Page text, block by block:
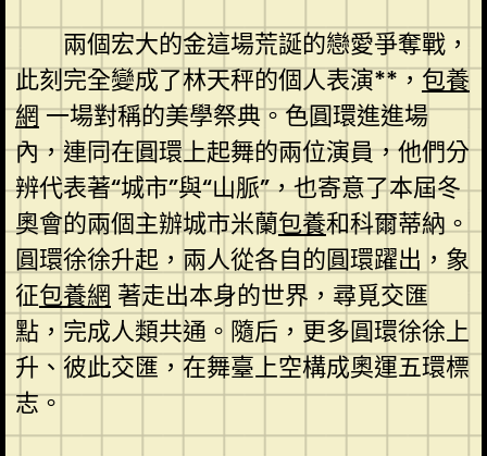
兩個宏大的金這場荒誕的戀愛爭奪戰，
此刻完全變成了林天秤的個人表演**，包養
網一場對稱的美學祭典。色圓環進進場
內，連同在圓環上起舞的兩位演員，他們分
辨代表著“城市”與“山脈”，也寄意了本屆冬
奧會的兩個主辦城市米蘭包養和科爾蒂納。
圓環徐徐升起，兩人從各自的圓環躍出，象
征包養網 著走出本身的世界，尋覓交匯
點，完成人類共通。隨后，更多圓環徐徐上
升、彼此交匯，在舞臺上空構成奧運五環標
志。